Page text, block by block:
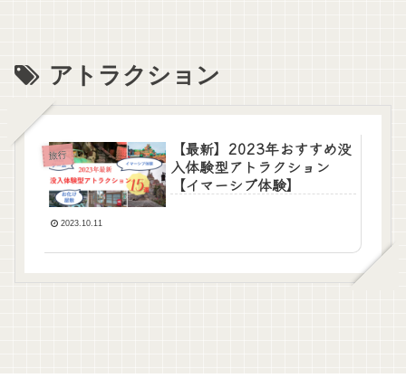
アトラクション
旅行
【最新】2023年おすすめ没
入体験型アトラクション
【イマーシブ体験】
2023.10.11